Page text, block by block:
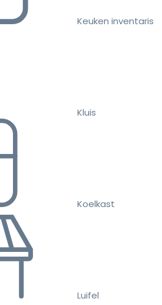
Keuken inventaris
Kluis
Koelkast
Luifel